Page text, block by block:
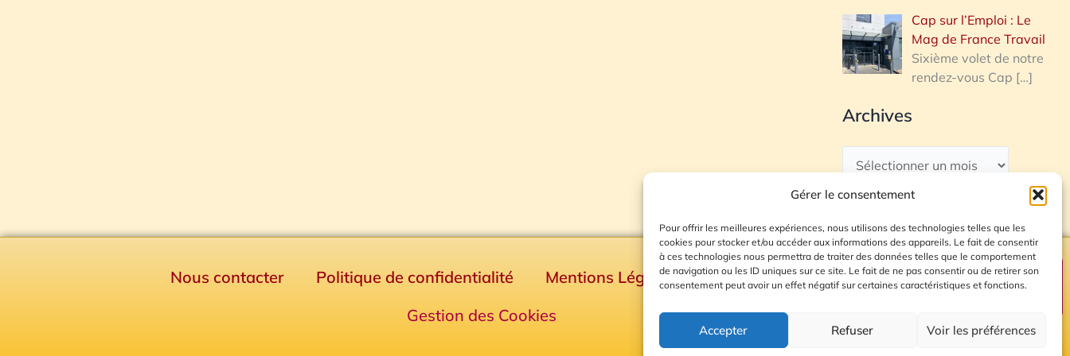
Gérer le consentement
Pour offrir les meilleures expériences, nous utilisons des technologies telles que les
cookies pour stocker et/ou accéder aux informations des appareils. Le fait de consentir
à ces technologies nous permettra de traiter des données telles que le comportement
de navigation ou les ID uniques sur ce site. Le fait de ne pas consentir ou de retirer son
consentement peut avoir un effet négatif sur certaines caractéristiques et fonctions.
Accepter Refuser Voir les préférences
Cap sur l’Emploi : Le
Mag de France Travail
Sixième volet de notre
rendez-vous Cap […]
Archives
Nous contacter Politique de confidentialité Mentions Légales
Plan du site
Gestion des Cookies